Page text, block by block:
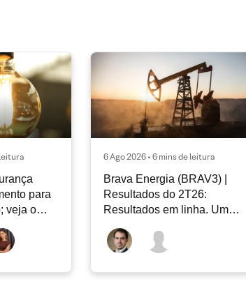
para
veja o
Agosto
6 Ago 2026 • 6 mins de leitura
Brava Energia (BRAV3) |
Resultados do 2T26:
Resultados em linha. Um
novo capítulo à frente